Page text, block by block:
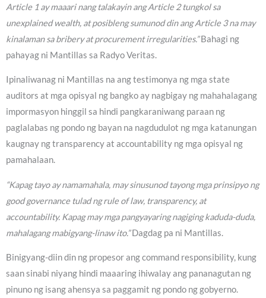
Article 1 ay maaari nang talakayin ang Article 2 tungkol sa
unexplained wealth, at posibleng sumunod din ang Article 3 na may
kinalaman sa bribery at procurement irregularities.”Bahagi ng
pahayag ni Mantillas sa Radyo Veritas.
Ipinaliwanag ni Mantillas na ang testimonya ng mga state
auditors at mga opisyal ng bangko ay nagbigay ng mahahalagang
impormasyon hinggil sa hindi pangkaraniwang paraan ng
paglalabas ng pondo ng bayan na nagdudulot ng mga katanungan
kaugnay ng transparency at accountability ng mga opisyal ng
pamahalaan.
“Kapag tayo ay namamahala, may sinusunod tayong mga prinsipyo ng
good governance tulad ng rule of law, transparency, at
accountability. Kapag may mga pangyayaring nagiging kaduda-duda,
mahalagang mabigyang-linaw ito.”Dagdag pa ni Mantillas.
Binigyang-diin din ng propesor ang command responsibility, kung
saan sinabi niyang hindi maaaring ihiwalay ang pananagutan ng
pinuno ng isang ahensya sa paggamit ng pondo ng gobyerno.